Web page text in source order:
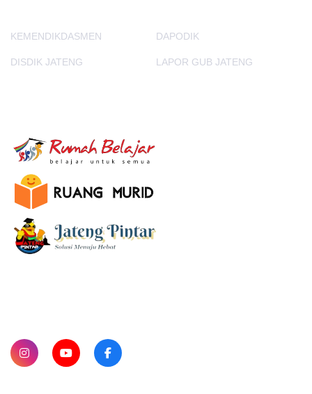
KEMENDIKDASMEN DAPODIK
DISDIK JATENG LAPOR GUB JATENG